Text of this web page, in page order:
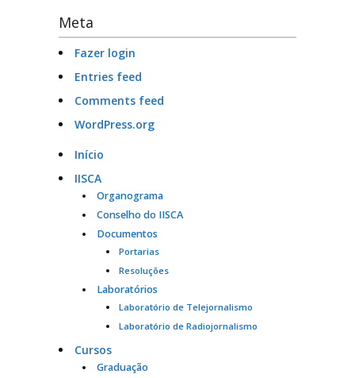
Meta
Fazer login
Entries feed
Comments feed
WordPress.org
Início
IISCA
Organograma
Conselho do IISCA
Documentos
Portarias
Resoluções
Laboratórios
Laboratório de Telejornalismo
Laboratório de Radiojornalismo
Cursos
Graduação